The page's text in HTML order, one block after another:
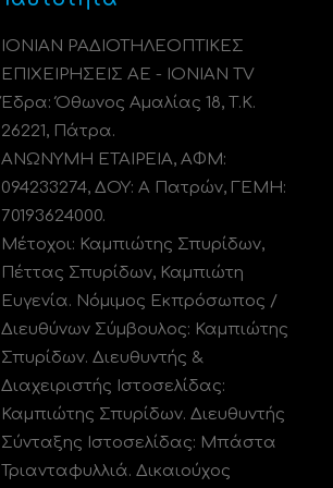
ΙΟΝΙΑΝ ΡΑΔΙΟΤΗΛΕΟΠΤΙΚΕΣ
ΕΠΙΧΕΙΡΗΣΕΙΣ ΑΕ - IONIAN TV
Έδρα: Όθωνος Αμαλίας 18, Τ.Κ.
26221, Πάτρα.
ΑΝΩΝΥΜΗ ΕΤΑΙΡΕΙΑ, ΑΦΜ:
094233274, ΔΟΥ: A Πατρών, ΓΕΜΗ:
70193624000.
Μέτοχοι: Καμπιώτης Σπυρίδων,
Πέττας Σπυρίδων, Καμπιώτη
Ευγενία. Νόμιμος Εκπρόσωπος /
Διευθύνων Σύμβουλος: Καμπιώτης
Σπυρίδων. Διευθυντής &
Διαχειριστής Ιστοσελίδας:
Καμπιώτης Σπυρίδων. Διευθυντής
Σύνταξης Ιστοσελίδας: Μπάστα
Τριανταφυλλιά. Δικαιούχος